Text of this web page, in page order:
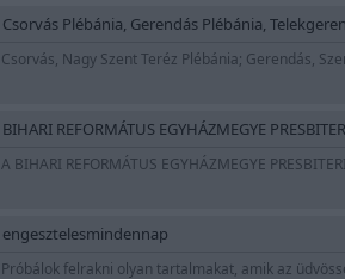
Csorvás Plébánia, Gerendás Plébánia,
Csorvás, Nagy Szent Teréz Plébánia; Gerendás,
BIHARI REFORMÁTUS EGYHÁZMEGYE
A BIHARI REFORMÁTUS EGYHÁZMEGYE
engesztelesmindennap
Próbálok felrakni olyan tartalmakat, amik az